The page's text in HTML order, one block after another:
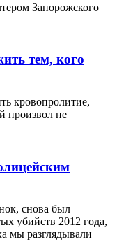
Запорожского
тем, кого
кровопролитие,
произвол не
снова был
убийств 2012 года,
мы разглядывали